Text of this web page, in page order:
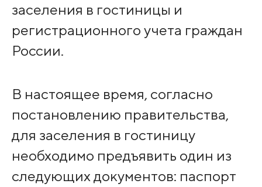
заселения в гостиницы и
регистрационного учета граждан
России.
В настоящее время, согласно
постановлению правительства,
для заселения в гостиницу
необходимо предъявить один из
следующих документов: паспорт